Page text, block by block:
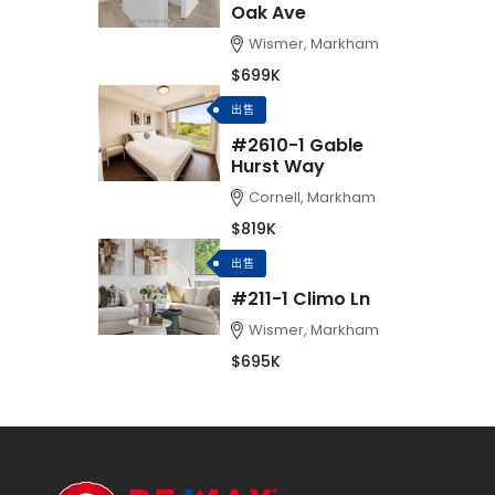
Oak Ave
Wismer, Markham
$699K
出售
#2610-1 Gable
Hurst Way
Cornell, Markham
$819K
出售
#211-1 Climo Ln
Wismer, Markham
$695K